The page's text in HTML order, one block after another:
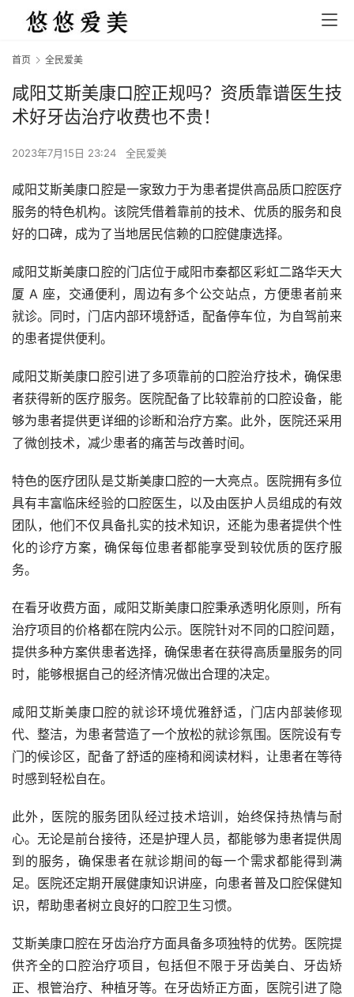
首页 全民爱美
咸阳艾斯美康口腔正规吗？资质靠谱医生技
术好牙齿治疗收费也不贵！
2023年7月15日 23:24 全民爱美
咸阳艾斯美康口腔是一家致力于为患者提供高品质口腔医疗
服务的特色机构。该院凭借着靠前的技术、优质的服务和良
好的口碑，成为了当地居民信赖的口腔健康选择。
咸阳艾斯美康口腔的门店位于咸阳市秦都区彩虹二路华天大
厦 A 座，交通便利，周边有多个公交站点，方便患者前来
就诊。同时，门店内部环境舒适，配备停车位，为自驾前来
的患者提供便利。
咸阳艾斯美康口腔引进了多项靠前的口腔治疗技术，确保患
者获得新的医疗服务。医院配备了比较靠前的口腔设备，能
够为患者提供更详细的诊断和治疗方案。此外，医院还采用
了微创技术，减少患者的痛苦与改善时间。
特色的医疗团队是艾斯美康口腔的一大亮点。医院拥有多位
具有丰富临床经验的口腔医生，以及由医护人员组成的有效
团队，他们不仅具备扎实的技术知识，还能为患者提供个性
化的诊疗方案，确保每位患者都能享受到较优质的医疗服
务。
在看牙收费方面，咸阳艾斯美康口腔秉承透明化原则，所有
治疗项目的价格都在院内公示。医院针对不同的口腔问题，
提供多种方案供患者选择，确保患者在获得高质量服务的同
时，能够根据自己的经济情况做出合理的决定。
咸阳艾斯美康口腔的就诊环境优雅舒适，门店内部装修现
代、整洁，为患者营造了一个放松的就诊氛围。医院设有专
门的候诊区，配备了舒适的座椅和阅读材料，让患者在等待
时感到轻松自在。
此外，医院的服务团队经过技术培训，始终保持热情与耐
心。无论是前台接待，还是护理人员，都能够为患者提供周
到的服务，确保患者在就诊期间的每一个需求都能得到满
足。医院还定期开展健康知识讲座，向患者普及口腔保健知
识，帮助患者树立良好的口腔卫生习惯。
艾斯美康口腔在牙齿治疗方面具备多项独特的优势。医院提
供齐全的口腔治疗项目，包括但不限于牙齿美白、牙齿矫
正、根管治疗、种植牙等。在牙齿矫正方面，医院引进了隐